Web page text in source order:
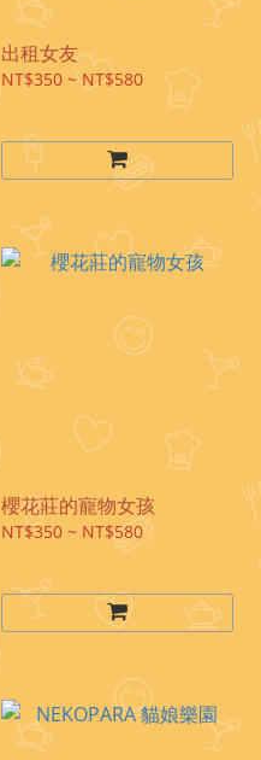
出租女友
NT$350 ~ NT$580
櫻花莊的寵物女孩
NT$350 ~ NT$580